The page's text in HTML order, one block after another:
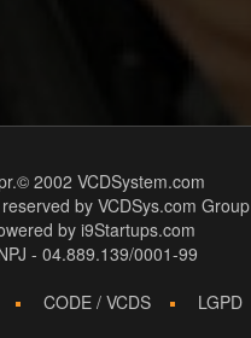
2002 VCDSystem.com
by VCDSys.com Group
by i9Startups.com
- 04.889.139/0001-99
CODE / VCDS LGPD